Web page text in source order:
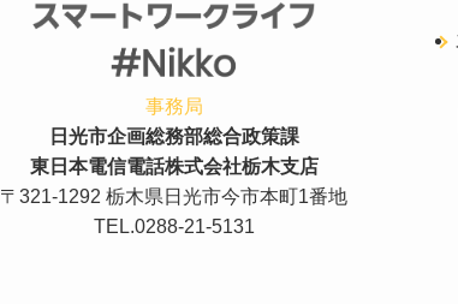
事務局
日光市企画総務部総合政策課
東日本電信電話株式会社栃木支店
〒321-1292 栃木県日光市今市本町1番地
TEL.0288-21-5131